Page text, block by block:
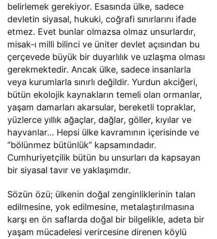
belirlemek gerekiyor. Esasında ülke, sadece
devletin siyasal, hukuki, coğrafi sınırlarını ifade
etmez. Evet bunlar olmazsa olmaz unsurlardır,
misak-ı milli bilinci ve üniter devlet açısından bu
çerçevede büyük bir duyarlılık ve uzlaşma olması
gerekmektedir. Ancak ülke, sadece insanlarla
veya kurumlarla sınırlı değildir. Yurdun akciğeri,
bütün ekolojik kaynakların temeli olan ormanlar,
yaşam damarları akarsular, bereketli topraklar,
yüzlerce yıllık ağaçlar, dağlar, göller, kıyılar ve
hayvanlar… Hepsi ülke kavramının içerisinde ve
“bölünmez bütünlük” kapsamındadır.
Cumhuriyetçilik bütün bu unsurları da kapsayan
bir siyasal tavır ve yaklaşımdır.
Sözün özü; ülkenin doğal zenginliklerinin talan
edilmesine, yok edilmesine, metalaştırılmasına
karşı en ön saflarda doğal bir bilgelikle, adeta bir
yaşam mücadelesi verircesine direnen köylü